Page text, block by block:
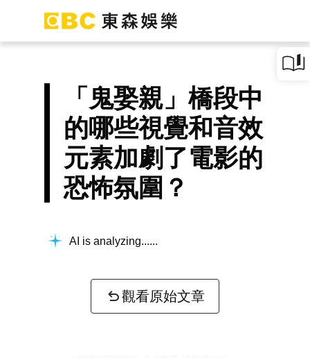
「鬼娶親」橋段中
的哪些視覺和音效
元素加劇了電影的
恐怖氛圍？
AI is analyzing...
觀看原始文章